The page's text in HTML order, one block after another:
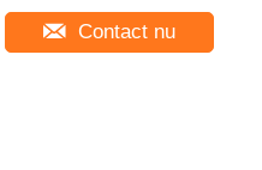
Contact nu